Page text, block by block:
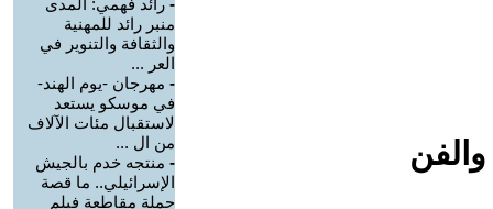
- رائد فهمي: المدى
منبر رائد للمهنية
والثقافة والتنوير في
العر ...
- مهرجان -يوم الهند-
في موسكو يستعد
لاستقبال مئات الآلاف
من ال ...
- منتجه خدم بالجيش
الإسرائيلي.. ما قصة
حملة مقاطعة فيلم